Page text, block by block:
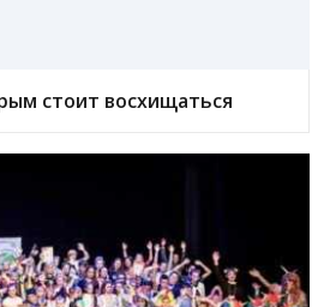
стоит восхищаться